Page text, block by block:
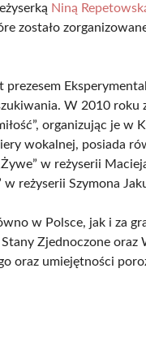
Niną
zostało
W 2010 roku
organizując je w
wokalnej, posiada
w reżyserii
reżyserii Szymona
w Polsce, jak i za
Zjednoczone
oraz umiejętności